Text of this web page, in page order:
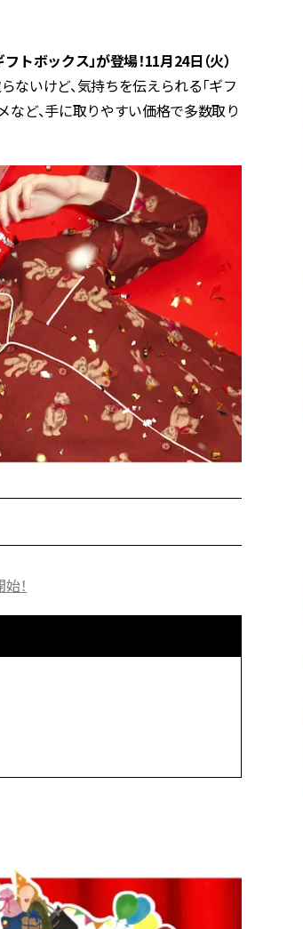
トボックス」が登場！11月24日（火）
ないけど、気持ちを伝えられる「ギフ
など、手に取りやすい価格で多数取り
！
！
レビ
に見え
が垢
たち |
隠れ乾
い名品
ストコ
ィ]
＋】
にア
げ】
WEDDING Feb, 16, 2026
結婚式に黒ドレスはアリ？お呼
WEDDING
【結婚指輪】人気ブランドのリ
ング22選｜20〜30代カップルの
エピソードも | CLASSY.[クラッシ
WEDDING
【トレンドの巻き方３選】結婚
式ゲスト服の鉄板“シンプル黒ワ
ンピ”は『スカーフ』で盛るのが
正解！ | CLASSY.[クラッシィ]
WEDDING Jun, 30, 2026
存在感が際立つ！ポメラートの
ます！ | CLASSY.[クラッシィ]
ラッシィ]